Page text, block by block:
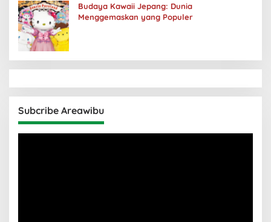
Budaya Kawaii Jepang: Dunia
Menggemaskan yang Populer
Subcribe Areawibu